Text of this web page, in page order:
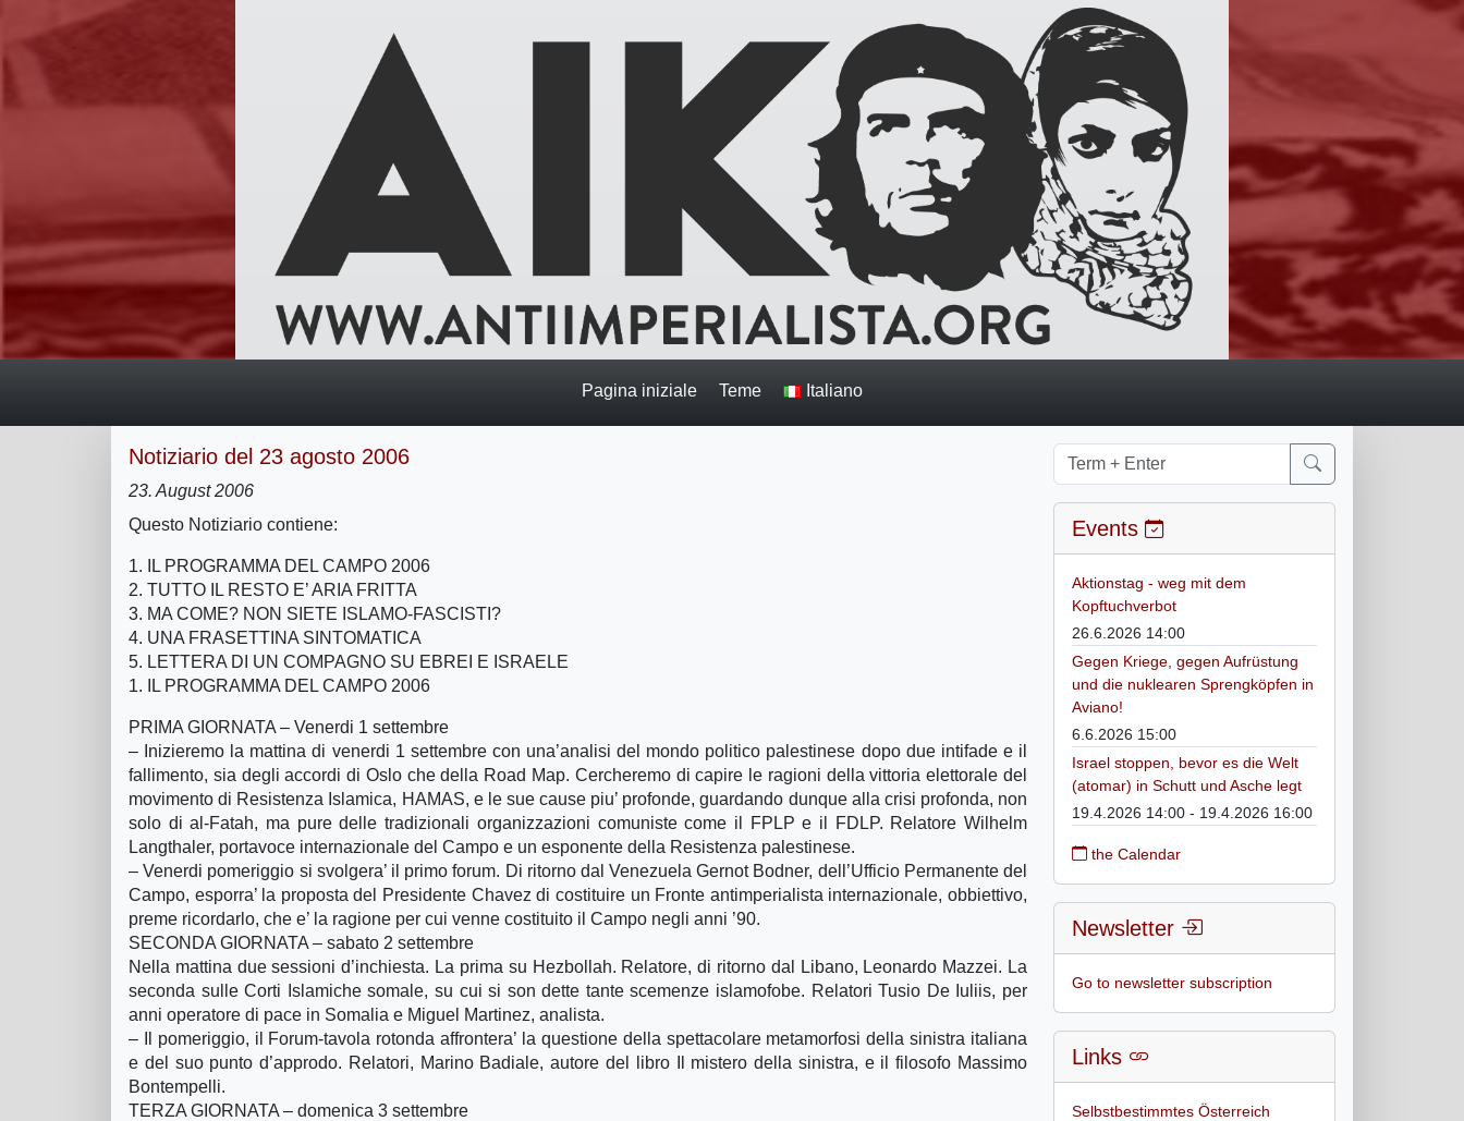
Pagina iniziale Teme Italiano
Notiziario del 23 agosto 2006
23. August 2006
Questo Notiziario contiene:
1. IL PROGRAMMA DEL CAMPO 2006
2. TUTTO IL RESTO E’ ARIA FRITTA
3. MA COME? NON SIETE ISLAMO-FASCISTI?
4. UNA FRASETTINA SINTOMATICA
5. LETTERA DI UN COMPAGNO SU EBREI E ISRAELE
1. IL PROGRAMMA DEL CAMPO 2006
PRIMA GIORNATA – Venerdi 1 settembre
– Inizieremo la mattina di venerdi 1 settembre con una’analisi del mondo politico palestinese dopo due intifade e il
fallimento, sia degli accordi di Oslo che della Road Map. Cercheremo di capire le ragioni della vittoria elettorale del
movimento di Resistenza Islamica, HAMAS, e le sue cause piu’ profonde, guardando dunque alla crisi profonda, non
solo di al-Fatah, ma pure delle tradizionali organizzazioni comuniste come il FPLP e il FDLP. Relatore Wilhelm
Langthaler, portavoce internazionale del Campo e un esponente della Resistenza palestinese.
– Venerdi pomeriggio si svolgera’ il primo forum. Di ritorno dal Venezuela Gernot Bodner, dell’Ufficio Permanente del
Campo, esporra’ la proposta del Presidente Chavez di costituire un Fronte antimperialista internazionale, obbiettivo,
preme ricordarlo, che e’ la ragione per cui venne costituito il Campo negli anni ’90.
SECONDA GIORNATA – sabato 2 settembre
Nella mattina due sessioni d’inchiesta. La prima su Hezbollah. Relatore, di ritorno dal Libano, Leonardo Mazzei. La
seconda sulle Corti Islamiche somale, su cui si son dette tante scemenze islamofobe. Relatori Tusio De Iuliis, per
anni operatore di pace in Somalia e Miguel Martinez, analista.
– Il pomeriggio, il Forum-tavola rotonda affrontera’ la questione della spettacolare metamorfosi della sinistra italiana
e del suo punto d’approdo. Relatori, Marino Badiale, autore del libro Il mistero della sinistra, e il filosofo Massimo
Bontempelli.
TERZA GIORNATA – domenica 3 settembre
Events
Aktionstag - weg mit dem
Kopftuchverbot
26.6.2026 14:00
Gegen Kriege, gegen Aufrüstung
und die nuklearen Sprengköpfen in
Aviano!
6.6.2026 15:00
Israel stoppen, bevor es die Welt
(atomar) in Schutt und Asche legt
19.4.2026 14:00 - 19.4.2026 16:00
the Calendar
Newsletter
Go to newsletter subscription
Links
Selbstbestimmtes Österreich